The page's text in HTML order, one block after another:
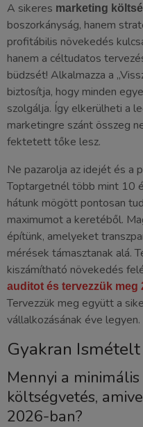
A sikeres marketing
boszorkányság, hanem
profitábilis növekedés
hanem a céltudatos
büdzsét! Alkalmazza a
biztosítja, hogy minden
szolgálja. Így elkerülheti a
marketingre szánt összeg
fektetett tőke lesz.
Ne pazarolja az idejét és a
Toptargetnél több mint 10
hátunk mögött pontosan
maximumot a keretéből.
építünk, amelyeket
mérések támasztanak alá.
kiszámítható növekedés
auditot és tervezzük meg
Tervezzük meg együtt a
vállalkozásának éve legyen.
Gyakran
Mennyi a
költségvetés,
2026-ban?